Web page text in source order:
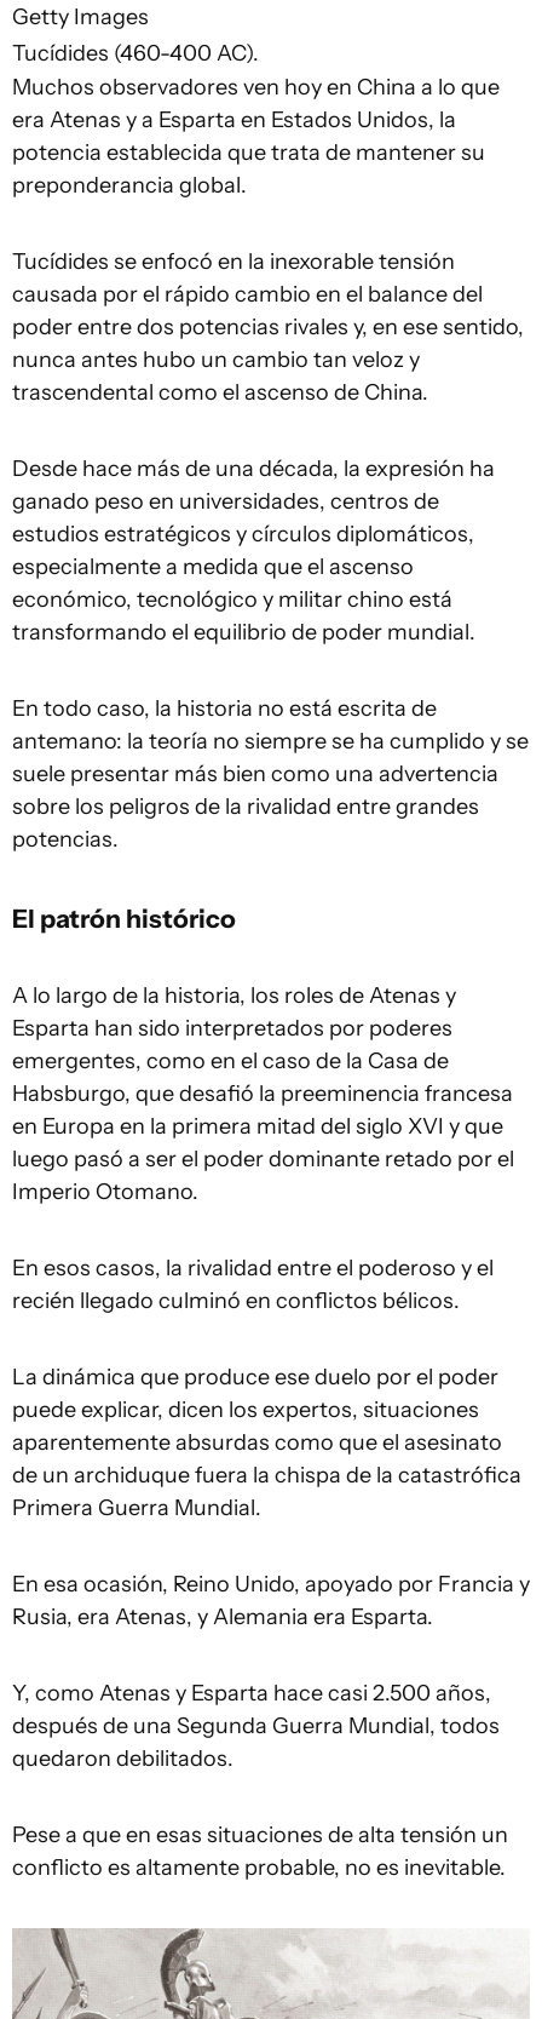
Getty Images
Tucídides (460-400 AC).
Muchos observadores ven hoy en China a lo que
era Atenas y a Esparta en Estados Unidos, la
potencia establecida que trata de mantener su
preponderancia global.
Tucídides se enfocó en la inexorable tensión
causada por el rápido cambio en el balance del
poder entre dos potencias rivales y, en ese sentido,
nunca antes hubo un cambio tan veloz y
trascendental como el ascenso de China.
Desde hace más de una década, la expresión ha
ganado peso en universidades, centros de
estudios estratégicos y círculos diplomáticos,
especialmente a medida que el ascenso
económico, tecnológico y militar chino está
transformando el equilibrio de poder mundial.
En todo caso, la historia no está escrita de
antemano: la teoría no siempre se ha cumplido y se
suele presentar más bien como una advertencia
sobre los peligros de la rivalidad entre grandes
potencias.
El patrón histórico
A lo largo de la historia, los roles de Atenas y
Esparta han sido interpretados por poderes
emergentes, como en el caso de la Casa de
Habsburgo, que desafió la preeminencia francesa
en Europa en la primera mitad del siglo XVI y que
luego pasó a ser el poder dominante retado por el
Imperio Otomano.
En esos casos, la rivalidad entre el poderoso y el
recién llegado culminó en conflictos bélicos.
La dinámica que produce ese duelo por el poder
puede explicar, dicen los expertos, situaciones
aparentemente absurdas como que el asesinato
de un archiduque fuera la chispa de la catastrófica
Primera Guerra Mundial.
En esa ocasión, Reino Unido, apoyado por Francia y
Rusia, era Atenas, y Alemania era Esparta.
Y, como Atenas y Esparta hace casi 2.500 años,
después de una Segunda Guerra Mundial, todos
quedaron debilitados.
Pese a que en esas situaciones de alta tensión un
conflicto es altamente probable, no es inevitable.